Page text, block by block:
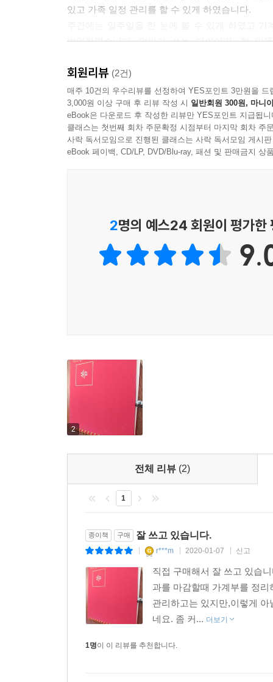
있고 가족 일정 관리를 할 수 있게 하였습니다.
반영하였습니다. 엄마가 쓰는 다이어리, 할 일
연간 수입지출 일람, 정기 예적금 적립 내역, 노
보다 자세하기 관리할 수 있도록 하였습니다. 차
따로 관리할 수 있게 제공합니다.
아끼는 것만이 능사가 아니라 집안에 있는 물건
있게 중고거래 사이트 및 사용앱을 QR코드로 확
해당 월에 대해 생각해 볼 수 있도록 하고 있습니다.
신문기사나 방송에 나오는 작지만 탄탄한 식당,
시간이 들어가는 정성을 들여야 하고 복잡하기
몰아 쓰기 편하고, 한 눈에 파악하기 쉽고, 또 보기
클래식한 느낌의 표지를 넘기면 심플하면서도 감
가벼운 마음으로 꾸준히 기록할 수 있습니다. 또
라이프스타일에 맞게, 현금과 체크카드, 신용카
스케줄러, 가계부인 『2020 가계부 씀』과 함께
생각이 바뀌면 습관이 바뀌고, 습관이 바뀌면 행
바뀐다 - 윌리엄 제임스(1842년~1910년)
회원리뷰 (2건)
매주 10건의 우수리뷰를 선정하여 YES포인트 3만원을 드
3,000원 이상 구매 후 리뷰 작성 시 일반회원 300원, 마니
eBook은 다운로드 후 작성한 리뷰만 YES포인트 지급됩니
클래스는 첫번째 회차 주문확정 시점부터 마지막 회차 주
사락 독서모임으로 진행된 클래스는 사락 독서모임 게시
eBook 페이백, CD/LP, DVD/Blu-ray, 패션 및 판매금지 상
2명의 예스24 회원이 평가한
2
전체 리뷰 (2)
1
종이책 구매 잘 쓰고 있습니다.
r***m 2020-01-07 신고
직접 구매해서 잘 쓰고 있습
과를 마감할때 가계부를 정
관리하고는 있지만,이렇게
네요. 좀 커... 더보기
1명이 이 리뷰를 추천합니다.